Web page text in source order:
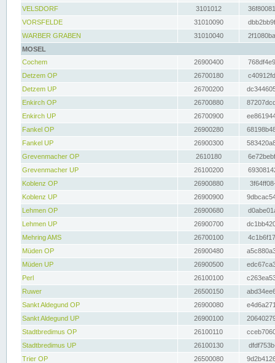
VELSDORF
3101012
VORSFELDE
31010090
WARBER GRABEN
31010040
MOSEL
Cochem
26900400
Detzem OP
26700180
Detzem UP
26700200
Enkirch OP
26700880
Enkirch UP
26700900
Fankel OP
26900280
Fankel UP
26900300
Grevenmacher OP
2610180
Grevenmacher UP
26100200
Koblenz OP
26900880
Koblenz UP
26900900
Lehmen OP
26900680
Lehmen UP
26900700
Mehring AMS
26700100
Müden OP
26900480
Müden UP
26900500
Perl
26100100
Ruwer
26500150
Sankt Aldegund OP
26900080
Sankt Aldegund UP
26900100
Stadtbredimus OP
26100110
Stadtbredimus UP
26100130
Trier OP
26500080